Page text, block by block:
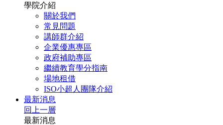
學院介紹
關於我們
常見問題
講師群介紹
企業優惠專區
政府補助專區
繼續教育學分指南
場地租借
ISO小超人團隊介紹
最新消息
回上一層
最新消息